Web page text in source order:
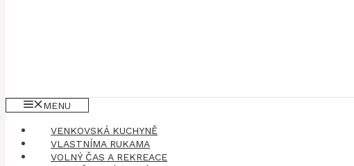
MENU
VENKOVSKÁ KUCHYNĚ
VLASTNÍMA RUKAMA
VOLNÝ ČAS A REKREACE